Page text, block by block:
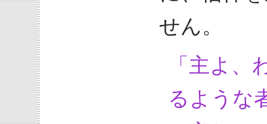
せん。
「主よ
るような